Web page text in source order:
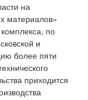
на
материалов»
по
и
более пяти
приходится